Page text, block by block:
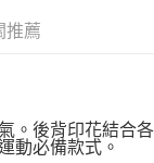
推薦
。後背印花結合各
動必備款式。